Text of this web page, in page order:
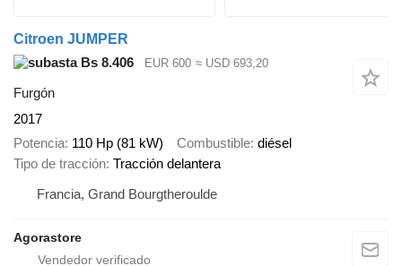
Citroen JUMPER
Bs 8.406
EUR 600 ≈ USD 693,20
Furgón
2017
Potencia 110 Hp (81 kW) Combustible diésel
Tipo de tracción Tracción delantera
Francia, Grand Bourgtheroulde
Agorastore